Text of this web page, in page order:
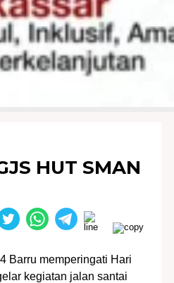
HUT SMAN
Barru memperingati Hari
kegiatan jalan santai